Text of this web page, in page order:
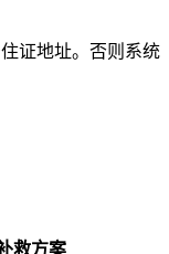
证地址。否则系统
救方案